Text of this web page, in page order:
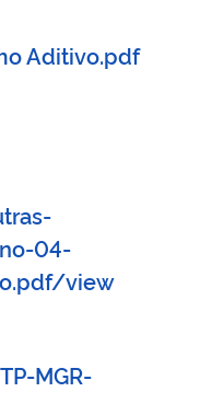
Aditivo.pdf
04-
view
MGR-